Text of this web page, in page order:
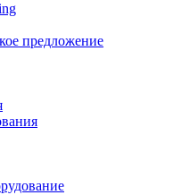
предложение